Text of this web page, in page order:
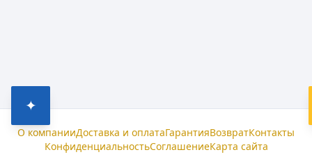
✦
О компанииДоставка и оплатаГарантияВозвратКонтакты
КонфиденциальностьСоглашениеКарта сайта